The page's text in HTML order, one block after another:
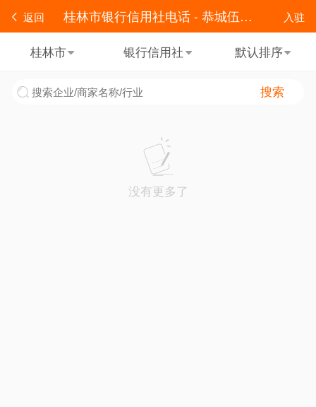
返回 入驻
桂林市银行信用社电话 - 恭城伍贰零便民
桂林市 银行信用社 默认排序
搜索
没有更多了